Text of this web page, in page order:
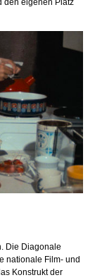
den eigenen Platz
Die Diagonale
nationale Film- und
Konstrukt der